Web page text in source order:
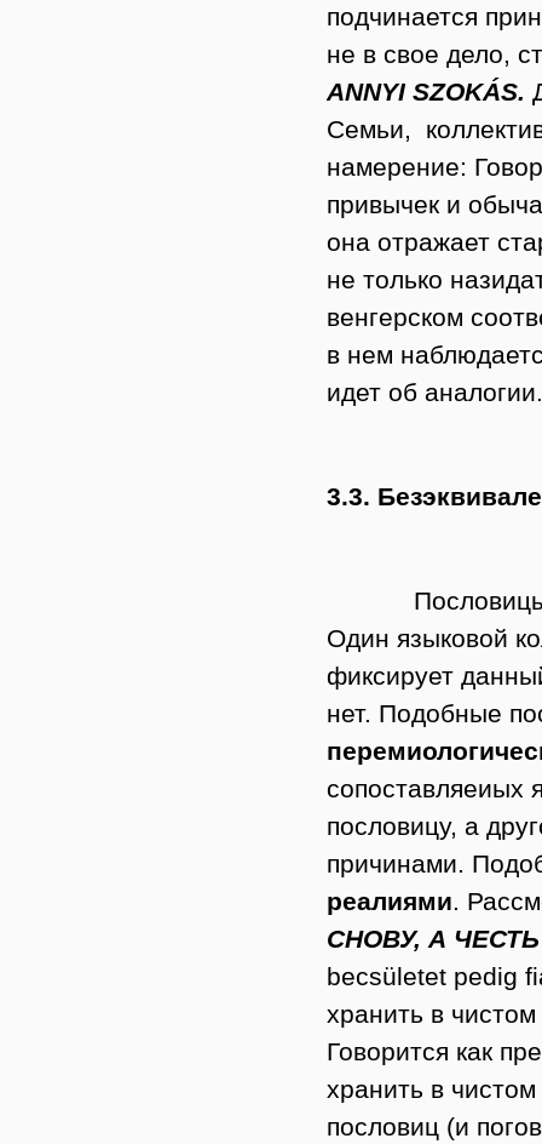
подчинается
не в свое дело,
ANNYI SZOKÁS.
Семьи,
намерение:
привычек и
она отражает
не только
венгерском
в нем
идет об аналогии.
3.3.
Один языковой
фиксирует
нет. Подобные
сопоставляеиых
пословицу, а
причинами.
реалиями.
СНОВУ, А
becsületet pedig
хранить в
Говорится как
хранить в
пословиц (и